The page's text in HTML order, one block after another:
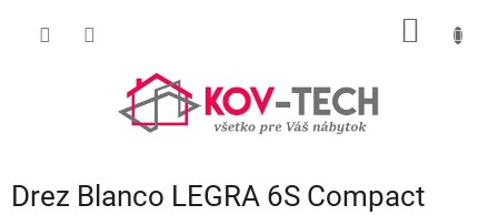
Drez Blanco LEGRA 6S Compact